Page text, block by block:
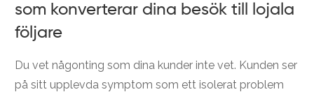
som konverterar dina besök till lojala
följare
Du vet någonting som dina kunder inte vet. Kunden ser
på sitt upplevda symptom som ett isolerat problem